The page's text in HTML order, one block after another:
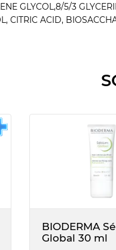
GLYCOL,8/5/3
CITRIC ACID,
BIODERMA
Global 30 ml